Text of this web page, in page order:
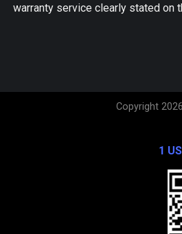
warranty service clearly stated on
Copyright
1